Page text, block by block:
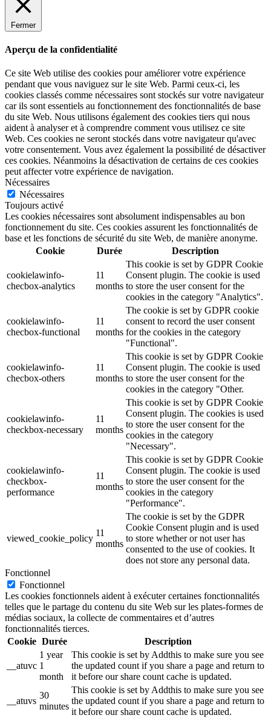
Fermer
Aperçu de la confidentialité
Ce site Web utilise des cookies pour améliorer votre expérience
pendant que vous naviguez sur le site Web. Parmi ceux-ci, les
cookies classés comme nécessaires sont stockés sur votre navigateur
car ils sont essentiels au fonctionnement des fonctionnalités de base
du site Web. Nous utilisons également des cookies tiers qui nous
aident à analyser et à comprendre comment vous utilisez ce site
Web. Ces cookies ne seront stockés dans votre navigateur qu'avec
votre consentement. Vous avez également la possibilité de désactiver
ces cookies. Néanmoins la désactivation de certains de ces cookies
peut affecter votre expérience de navigation.
Nécessaires
Nécessaires
Toujours activé
Les cookies nécessaires sont absolument indispensables au bon
fonctionnement du site. Ces cookies assurent les fonctionnalités de
base et les fonctions de sécurité du site Web, de manière anonyme.
Cookie
Durée Description
cookielawinfo-
checbox-analytics
11
months
This cookie is set by GDPR Cookie
Consent plugin. The cookie is used
to store the user consent for the
cookies in the category "Analytics".
cookielawinfo-
checbox-functional
11
months
The cookie is set by GDPR cookie
consent to record the user consent
for the cookies in the category
"Functional".
cookielawinfo-
checbox-others
11
months
This cookie is set by GDPR Cookie
Consent plugin. The cookie is used
to store the user consent for the
cookies in the category "Other.
cookielawinfo-
checkbox-necessary
11
months
This cookie is set by GDPR Cookie
Consent plugin. The cookies is used
to store the user consent for the
cookies in the category
"Necessary".
cookielawinfo-
checkbox-
performance
11
months
This cookie is set by GDPR Cookie
Consent plugin. The cookie is used
to store the user consent for the
cookies in the category
"Performance".
viewed_cookie_policy
11
months
The cookie is set by the GDPR
Cookie Consent plugin and is used
to store whether or not user has
consented to the use of cookies. It
does not store any personal data.
Fonctionnel
Fonctionnel
Les cookies fonctionnels aident à exécuter certaines fonctionnalités
telles que le partage du contenu du site Web sur les plates-formes de
médias sociaux, la collecte de commentaires et d’autres
fonctionnalités tierces.
Cookie Durée Description
__atuvc
1 year
1
month
This cookie is set by Addthis to make sure you see
the updated count if you share a page and return to
it before our share count cache is updated.
__atuvs
30
minutes
This cookie is set by Addthis to make sure you see
the updated count if you share a page and return to
it before our share count cache is updated.